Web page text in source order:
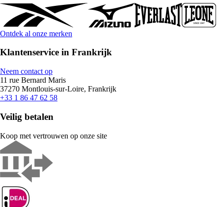
Ontdek al onze merken
Klantenservice in Frankrijk
Neem contact op
11 rue Bernard Maris
37270 Montlouis-sur-Loire, Frankrijk
+33 1 86 47 62 58
Veilig betalen
Koop met vertrouwen op onze site